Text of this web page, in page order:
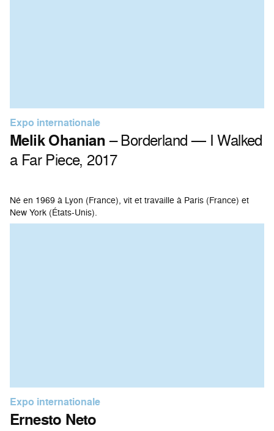
Expo internationale
Melik Ohanian– Borderland — I Walked
a Far Piece, 2017
Né en 1969 à Lyon (France), vit et travaille à Paris (France) et
New York (États-Unis).
Expo internationale
Ernesto Neto